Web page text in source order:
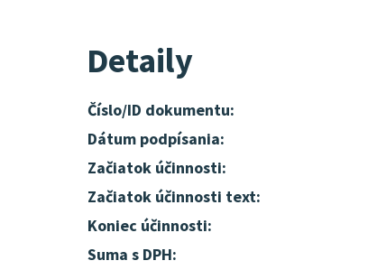
Detaily
Číslo/ID dokumentu:
Dátum podpísania:
Začiatok účinnosti:
Začiatok účinnosti text:
Koniec účinnosti:
Suma s DPH: